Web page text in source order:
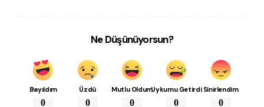
Ne Düşünüyorsun?
Bayıldım
0
Üzdü
0
Mutlu Oldum
0
Uykumu Getirdi
0
Sinirlendim
0